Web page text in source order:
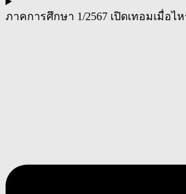
ภาคการศึกษา 1/2567 เปิดเทอมเมื่อไ